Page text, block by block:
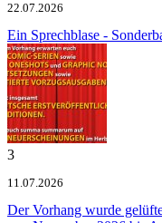
22.07.2026
Ein Sprechblase -
3
11.07.2026
Der Vorhang wurde